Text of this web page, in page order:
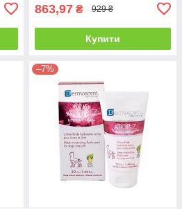
863,97 ₴ 929 ₴
Купити
–7%